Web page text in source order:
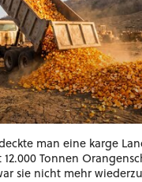
man eine karge
12.000 Tonnen
sie nicht mehr